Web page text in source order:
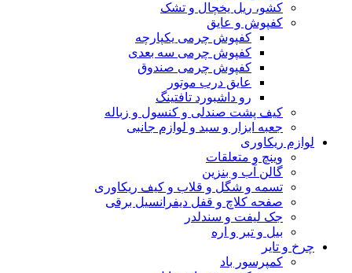
کشو، ریل یخچال و تشک
کفپوش و عایق
کفپوش چرمی یکپارچه
کفپوش چرمی سه بعدی
کفپوش چرمی صندوق
عایق درب موتور
رو داشبورد تافتینگ
کیف پشت صندلی و کنسول و زباله
جعبه ابزار و سبد و لوازم جانبی
لوازم ریکاوری
وینچ و متعلقات
گالن آب و بنزین
تسمه و شگل و قلاب و کیف ریکاوری
صفحه کلاچ و قفل دیفرانسیل برقی
جک لیفت و سندلدر
بیل و تبر و اره
چرخ و تایر
کمپرسور باد